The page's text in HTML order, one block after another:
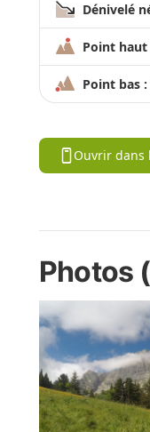
Dénivelé
Point haut
Point bas :
Ouvrir dans
Photos